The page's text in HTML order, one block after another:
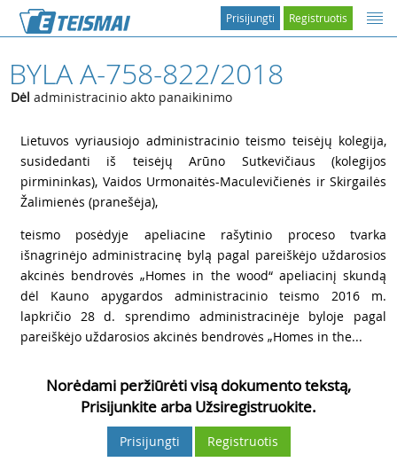
Registruotis
Prisijungti
BYLA A-758-822/2018
Dėl administracinio akto panaikinimo
Lietuvos vyriausiojo administracinio teismo teisėjų kolegija,
susidedanti iš teisėjų Arūno Sutkevičiaus (kolegijos
pirmininkas), Vaidos Urmonaitės-Maculevičienės ir Skirgailės
Žalimienės (pranešėja),
teismo posėdyje apeliacine rašytinio proceso tvarka
išnagrinėjo administracinę bylą pagal pareiškėjo uždarosios
akcinės bendrovės „Homes in the wood“ apeliacinį skundą
dėl Kauno apygardos administracinio teismo 2016 m.
lapkričio 28 d. sprendimo administracinėje byloje pagal
pareiškėjo uždarosios akcinės bendrovės „Homes in the...
Norėdami peržiūrėti visą dokumento tekstą,
Prisijunkite arba Užsiregistruokite.
Prisijungti Registruotis